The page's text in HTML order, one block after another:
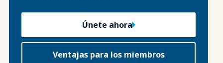
Únete ahora
Ventajas para los miembros